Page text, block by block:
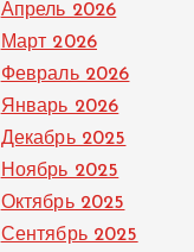
Апрель 2026
Март 2026
Февраль 2026
Январь 2026
Декабрь 2025
Ноябрь 2025
Октябрь 2025
Сентябрь 2025